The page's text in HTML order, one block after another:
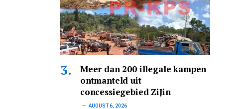
Meer dan 200 illegale kampen
ontmanteld uit
concessiegebied ZiJin
AUGUST 6, 2026